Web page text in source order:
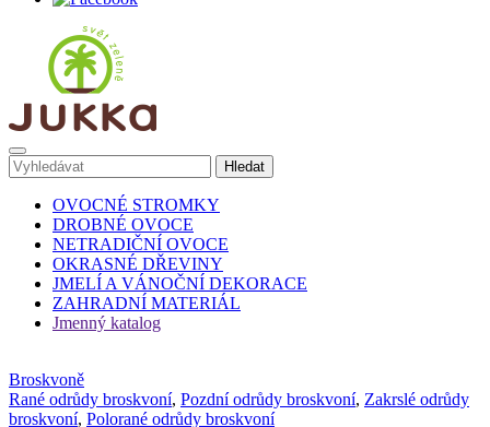
OVOCNÉ STROMKY
DROBNÉ OVOCE
NETRADIČNÍ OVOCE
OKRASNÉ DŘEVINY
JMELÍ A VÁNOČNÍ DEKORACE
ZAHRADNÍ MATERIÁL
Jmenný katalog
Broskvoně
Rané odrůdy broskvoní, Pozdní odrůdy broskvoní, Zakrslé odrůdy
broskvoní, Polorané odrůdy broskvoní